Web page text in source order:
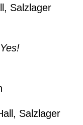
Salzlager
Salzlager